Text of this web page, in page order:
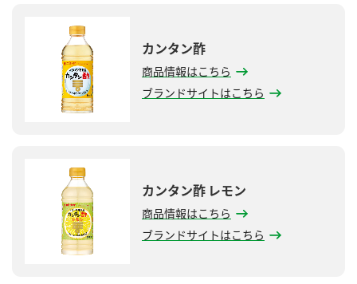
カンタン酢
商品情報はこちら
ブランドサイトはこちら
カンタン酢 レモン
商品情報はこちら
ブランドサイトはこちら